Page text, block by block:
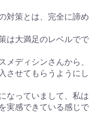
対策とは、完全に諦め
は大満足のレベルでで
メディシンさんから、
させてもらうようにし
なっていまして、私は
実感できている感じで